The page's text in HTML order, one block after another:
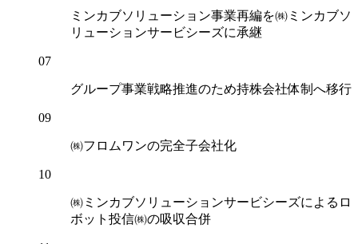
ミンカブソリューション事業再編を㈱ミンカブソ
リューションサービシーズに承継
07
グループ事業戦略推進のため持株会社体制へ移行
09
㈱フロムワンの完全子会社化
10
㈱ミンカブソリューションサービシーズによるロ
ボット投信㈱の吸収合併